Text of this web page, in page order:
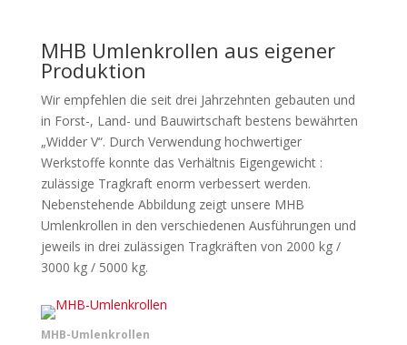
MHB Umlenkrollen aus eigener
Produktion
Wir empfehlen die seit drei Jahrzehnten gebauten und
in Forst-, Land- und Bauwirtschaft bestens bewährten
„Widder V“. Durch Verwendung hochwertiger
Werkstoffe konnte das Verhältnis Eigengewicht :
zulässige Tragkraft enorm verbessert werden.
Nebenstehende Abbildung zeigt unsere MHB
Umlenkrollen in den verschiedenen Ausführungen und
jeweils in drei zulässigen Tragkräften von 2000 kg /
3000 kg / 5000 kg.
MHB-Umlenkrollen